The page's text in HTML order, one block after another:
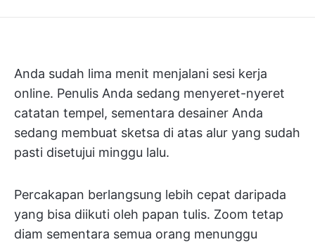
Anda sudah lima menit menjalani sesi kerja
online. Penulis Anda sedang menyeret-nyeret
catatan tempel, sementara desainer Anda
sedang membuat sketsa di atas alur yang sudah
pasti disetujui minggu lalu.
Percakapan berlangsung lebih cepat daripada
yang bisa diikuti oleh papan tulis. Zoom tetap
diam sementara semua orang menunggu